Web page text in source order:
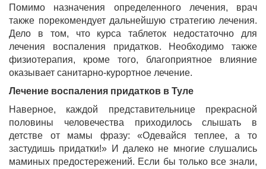
Помимо назначения определенного лечения, врач
также порекомендует дальнейшую стратегию лечения.
Дело в том, что курса таблеток недостаточно для
лечения воспаления придатков. Необходимо также
физиотерапия, кроме того, благоприятное влияние
оказывает санитарно-курортное лечение.
Лечение воспаления придатков в Туле
Наверное, каждой представительнице прекрасной
половины человечества приходилось слышать в
детстве от мамы фразу: «Одевайся теплее, а то
застудишь придатки!» И далеко не многие слушались
маминых предостережений. Если бы только все знали,